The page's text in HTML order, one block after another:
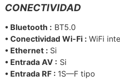
CONECTIVIDAD
• Bluetooth : BT5.0
• Conectividad Wi-Fi : WiFi
• Ethernet : Si
• Entrada AV : Si
• Entrada RF : 1S—F tipo